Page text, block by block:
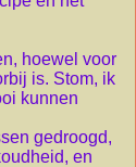
hoewel voor
is. Stom, ik
kunnen
gedroogd,
en